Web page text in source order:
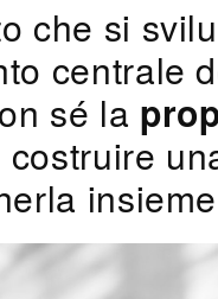
che si
centrale
sé la
costruire